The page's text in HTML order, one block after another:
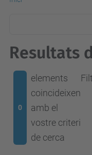
Resultats
0
elements
coincideixen
amb el
vostre criteri
de cerca